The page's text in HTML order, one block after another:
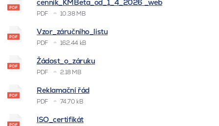
cenník_KMBeta_od_1_4_2026 _web
PDF 10.38 MB
Vzor_záručního_listu
PDF 162.44 kB
Žádost_o_záruku
PDF 2.18 MB
Reklamační řád
PDF 74.70 kB
ISO_certifikát